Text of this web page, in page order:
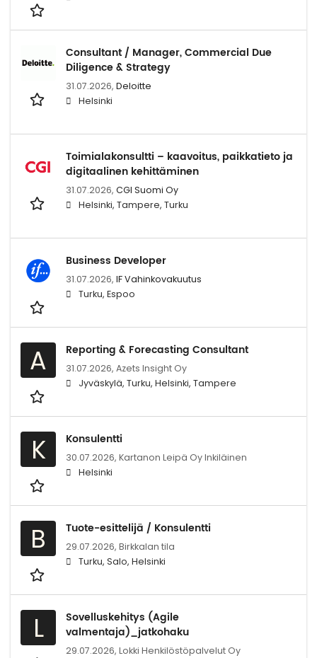
Consultant / Manager, Commercial Due
Diligence & Strategy
31.07.2026, Deloitte
Helsinki
Toimialakonsultti – kaavoitus, paikkatieto ja
digitaalinen kehittäminen
31.07.2026, CGI Suomi Oy
Helsinki, Tampere, Turku
Business Developer
31.07.2026, IF Vahinkovakuutus
Turku, Espoo
A Reporting & Forecasting Consultant
31.07.2026, Azets Insight Oy
Jyväskylä, Turku, Helsinki, Tampere
K Konsulentti
30.07.2026, Kartanon Leipä Oy Inkiläinen
Helsinki
B Tuote-esittelijä / Konsulentti
29.07.2026, Birkkalan tila
Turku, Salo, Helsinki
L
Sovelluskehitys (Agile
valmentaja)_jatkohaku
29.07.2026, Lokki Henkilöstöpalvelut Oy